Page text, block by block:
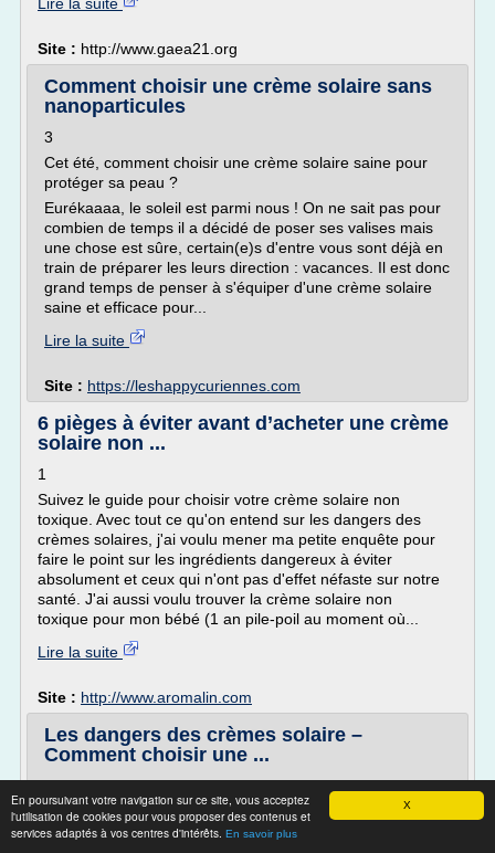
X
En poursuivant votre navigation sur ce site, vous acceptez
l'utilisation de cookies pour vous proposer des contenus et
services adaptés à vos centres d'intérêts. En savoir plus
Site : http://www.gaea21.org
Comment choisir une crème solaire sans
nanoparticules
3
Cet été, comment choisir une crème solaire saine pour
protéger sa peau ?
Eurékaaaa, le soleil est parmi nous ! On ne sait pas pour
combien de temps il a décidé de poser ses valises mais
une chose est sûre, certain(e)s d'entre vous sont déjà en
train de préparer les leurs direction : vacances. Il est donc
grand temps de penser à s'équiper d'une crème solaire
saine et efficace pour...
Lire la suite
Site : https://leshappycuriennes.com
6 pièges à éviter avant d’acheter une crème
solaire non ...
1
Suivez le guide pour choisir votre crème solaire non
toxique. Avec tout ce qu'on entend sur les dangers des
crèmes solaires, j'ai voulu mener ma petite enquête pour
faire le point sur les ingrédients dangereux à éviter
absolument et ceux qui n'ont pas d'effet néfaste sur notre
santé. J'ai aussi voulu trouver la crème solaire non
toxique pour mon bébé (1 an pile-poil au moment où...
Lire la suite
Site : http://www.aromalin.com
Les dangers des crèmes solaire –
Comment choisir une ...
Vous êtes ici » Accueil » HEDDA » Actualités » Une crème
solaire sans danger pour l'homme ni l'océan : ma
résolution de l'été (...)